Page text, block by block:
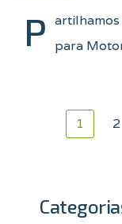
P artilhamos
para
1
2